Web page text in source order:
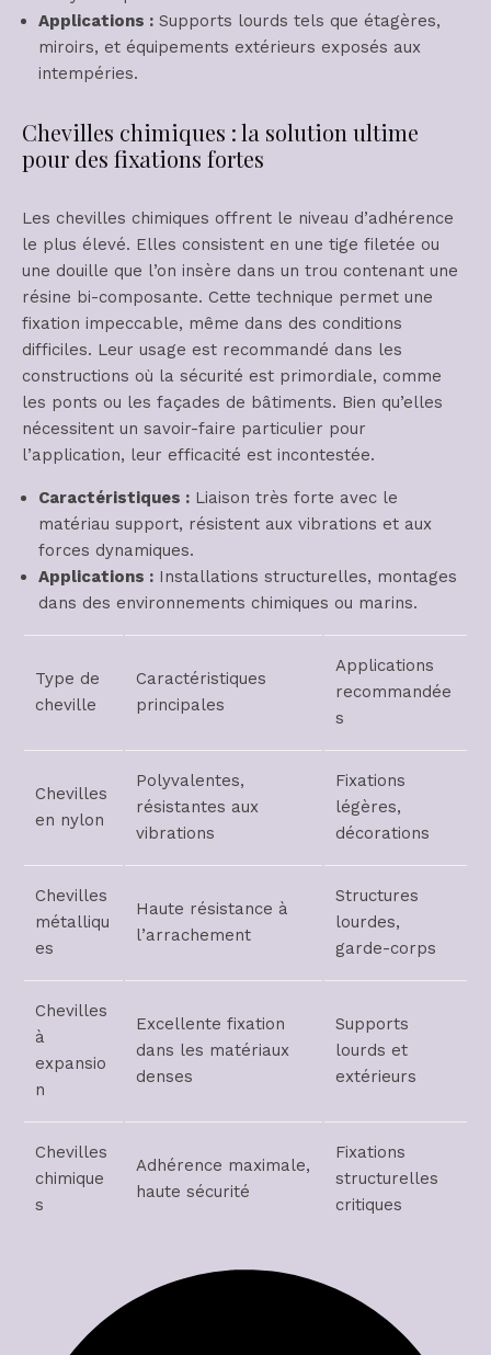
Applications : Supports lourds tels que étagères,
miroirs, et équipements extérieurs exposés aux
intempéries.
Chevilles chimiques : la solution ultime
pour des fixations fortes
Les chevilles chimiques offrent le niveau d’adhérence
le plus élevé. Elles consistent en une tige filetée ou
une douille que l’on insère dans un trou contenant une
résine bi-composante. Cette technique permet une
fixation impeccable, même dans des conditions
difficiles. Leur usage est recommandé dans les
constructions où la sécurité est primordiale, comme
les ponts ou les façades de bâtiments. Bien qu’elles
nécessitent un savoir-faire particulier pour
l’application, leur efficacité est incontestée.
Caractéristiques : Liaison très forte avec le
matériau support, résistent aux vibrations et aux
forces dynamiques.
Applications : Installations structurelles, montages
dans des environnements chimiques ou marins.
Type de
cheville
Caractéristiques
principales
Applications
recommandée
s
Chevilles
en nylon
Polyvalentes,
résistantes aux
vibrations
Fixations
légères,
décorations
Chevilles
métalliqu
es
Haute résistance à
l’arrachement
Structures
lourdes,
garde-corps
Chevilles
à
expansio
n
Excellente fixation
dans les matériaux
denses
Supports
lourds et
extérieurs
Chevilles
chimique
s
Adhérence maximale,
haute sécurité
Fixations
structurelles
critiques